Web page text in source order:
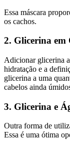
Essa máscara
os cachos.
2. Glicerina em
Adicionar glicerina
hidratação e a
glicerina a uma
cabelos ainda
3. Glicerina e
Outra forma de
Essa é uma ótima